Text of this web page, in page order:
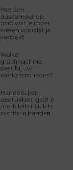
Met een
buscamper op
pad: wat je moet
weten voordat je
vertrekt
Welke
graafmachine
past bij uw
werkzaamheden?
Handdoeken
bedrukken: geef je
merk letterlijk iets
zachts in handen